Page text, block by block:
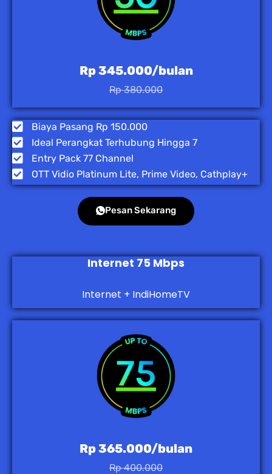
Rp 345.000/bulan
Rp 380.000
Biaya Pasang Rp 150.000
Ideal Perangkat Terhubung Hingga 7
Entry Pack 77 Channel
OTT Vidio Platinum Lite, Prime Video, Cathplay+
Pesan Sekarang
Internet 75 Mbps
Internet + IndiHomeTV
Rp 365.000/bulan
Rp 400.000